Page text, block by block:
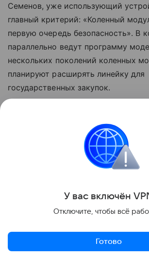
Семенов, уже использующий
главный критерий: «Коленный
первую очередь безопасность». В
параллельно ведут программу
нескольких поколений коленных
планируют расширять линейку для
государственных закупок.
считывать сигналы «фантомной
технология, которая может
управлению протезами.
У вас включён VP
Отключите, чтобы всё
Готово